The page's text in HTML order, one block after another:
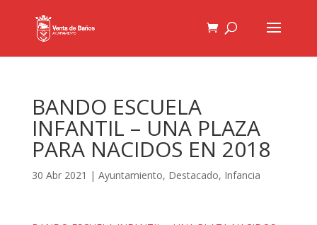
BANDO ESCUELA
INFANTIL – UNA PLAZA
PARA NACIDOS EN 2018
30 Abr 2021 | Ayuntamiento, Destacado, Infancia